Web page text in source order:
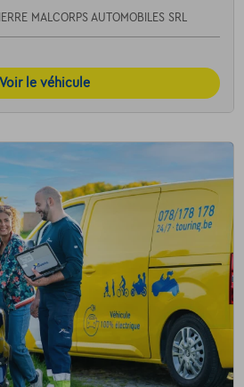
MALCORPS AUTOMOBILES SRL
Voir le véhicule